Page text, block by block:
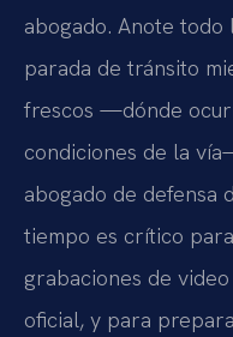
abogado. Anote
parada de tránsito
frescos —dónde
condiciones de la
abogado de defensa
tiempo es crítico
grabaciones de
oficial, y para